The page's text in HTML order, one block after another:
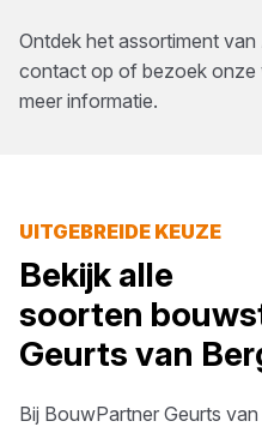
Ontdek het assortiment van
contact op of bezoek onze
meer informatie.
UITGEBREIDE KEUZE
Bekijk alle
soorten
Geurts van
Bij BouwPartner Geurts van